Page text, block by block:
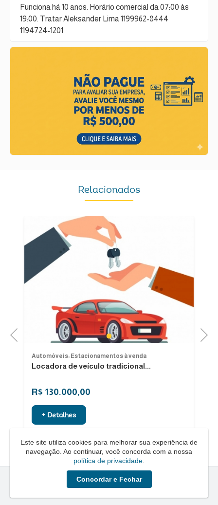
Funciona há 10 anos. Horário comercial da 07:00 às
19:00. Tratar Aleksander Lima 1199962-8444
1194724-1201
Relacionados
Previous 1
Automóveis: Estacionamentos à venda
Locadora de veículo tradicional...
R$ 130.000,00
+ Detalhes
Next
Quero um Negócio © - 2026 - Todos os direitos reservados
Este site utiliza cookies para melhorar sua experiência de
navegação. Ao continuar, você concorda com a nossa
política de privacidade
Concordar e Fechar